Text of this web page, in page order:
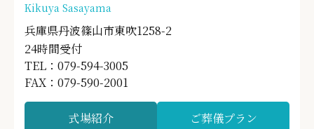
Kikuya Sasayama
兵庫県丹波篠山市東吹1258-2
24時間受付
TEL：079-594-3005
FAX：079-590-2001
式場紹介 ご葬儀プラン